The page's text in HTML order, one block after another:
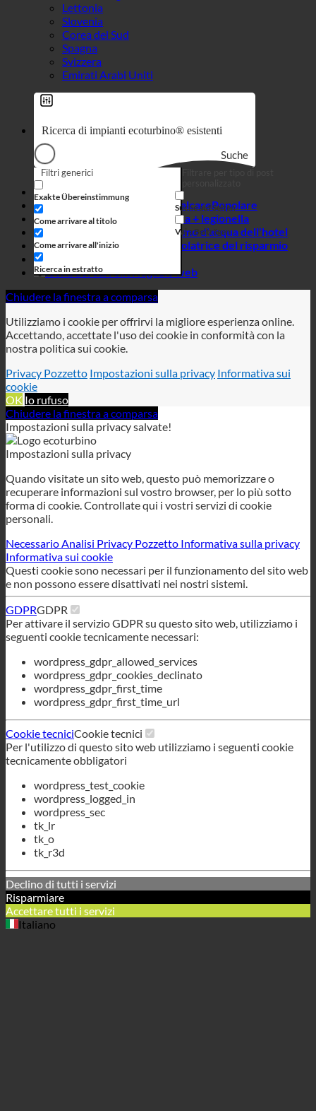
Filtri generici
Exakte Übereinstimmung
Come arrivare all'inizio
Ricerca in estratto
Vai a Beiträgen
Consumo d'acqua dell'hotel
Negozio web
Chiudere la finestra a comparsa
Utilizziamo i cookie per offrirvi la migliore esperienza online.
Accettando, accettate l'uso dei cookie in conformità con la
nostra politica sui cookie.
Privacy PozzettoImpostazioni sulla privacy
OK Io rufuso
Impostazioni sulla privacy salvate!
Impostazioni sulla privacy
Quando visitate un sito web, questo può memorizzare o
recuperare informazioni sul vostro browser, per lo più sotto
forma di cookie. Controllate qui i vostri servizi di cookie
personali.
NecessarioAnalisi
Informativa sui cookie
e non possono essere disattivati nei nostri sistemi.
GDPRGDPR
Per attivare il servizio GDPR su questo sito web, utilizziamo i
wordpress_gdpr_allowed_services
wordpress_gdpr_cookies_declinato
wordpress_gdpr_first_time
wordpress_gdpr_first_time_url
Cookie tecniciCookie tecnici
Per l'utilizzo di questo sito web utilizziamo i seguenti cookie
tecnicamente obbligatori
wordpress_test_cookie
wordpress_logged_in
wordpress_sec
tk_lr
tk_o
tk_r3d
Declino di tutti i servizi
Risparmiare
Accettare tutti i servizi
Italiano